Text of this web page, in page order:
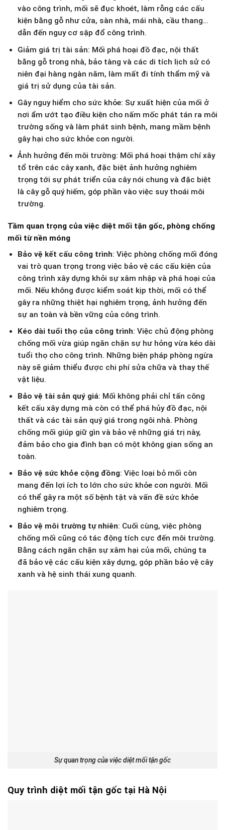
vào công trình, mối sẽ đục khoét, làm rỗng các cấu
kiện bằng gỗ như cửa, sàn nhà, mái nhà, cầu thang…
dẫn đến nguy cơ sập đổ công trình.
Giảm giá trị tài sản: Mối phá hoại đồ đạc, nội thất
bằng gỗ trong nhà, bảo tàng và các di tích lịch sử có
niên đại hàng ngàn năm, làm mất đi tính thẩm mỹ và
giá trị sử dụng của tài sản.
Gây nguy hiểm cho sức khỏe: Sự xuất hiện của mối ở
nơi ẩm ướt tạo điều kiện cho nấm mốc phát tán ra môi
trường sống và làm phát sinh bệnh, mang mầm bệnh
gây hại cho sức khỏe con người.
Ảnh hưởng đến môi trường: Mối phá hoại thậm chí xây
tổ trên các cây xanh, đặc biệt ảnh hưởng nghiêm
trọng tới sự phát triển của cây nói chung và đặc biệt
là cây gỗ quý hiếm, góp phần vào việc suy thoái môi
trường.
Tầm quan trọng của việc diệt mối tận gốc, phòng chống
mối từ nền móng
Bảo vệ kết cấu công trình: Việc phòng chống mối đóng
vai trò quan trọng trong việc bảo vệ các cấu kiện của
công trình xây dựng khỏi sự xâm nhập và phá hoại của
mối. Nếu không được kiểm soát kịp thời, mối có thể
gây ra những thiệt hại nghiêm trọng, ảnh hưởng đến
sự an toàn và bền vững của công trình.
Kéo dài tuổi thọ của công trình: Việc chủ động phòng
chống mối vừa giúp ngăn chặn sự hư hỏng vừa kéo dài
tuổi thọ cho công trình. Những biện pháp phòng ngừa
này sẽ giảm thiểu được chi phí sửa chữa và thay thế
vật liệu.
Bảo vệ tài sản quý giá: Mối không phải chỉ tấn công
kết cấu xây dựng mà còn có thể phá hủy đồ đạc, nội
thất và các tài sản quý giá trong ngôi nhà. Phòng
chống mối giúp giữ gìn và bảo vệ những giá trị này,
đảm bảo cho gia đình bạn có một không gian sống an
toàn.
Bảo vệ sức khỏe cộng đồng: Việc loại bỏ mối còn
mang đến lợi ích to lớn cho sức khỏe con người. Mối
có thể gây ra một số bệnh tật và vấn đề sức khỏe
nghiêm trọng.
Bảo vệ môi trường tự nhiên: Cuối cùng, việc phòng
chống mối cũng có tác động tích cực đến môi trường.
Bằng cách ngăn chặn sự xâm hại của mối, chúng ta
đã bảo vệ các cấu kiện xây dựng, góp phần bảo vệ cây
xanh và hệ sinh thái xung quanh.
Sự quan trọng của việc diệt mối tận gốc
Quy trình diệt mối tận gốc tại Hà Nội